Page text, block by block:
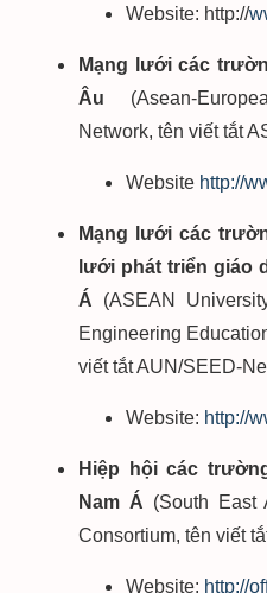
Website: http://
Mạng lưới các
Âu (Asean-
Network, tên viết tắt
Website http://
Mạng lưới các
lưới phát triển giáo
Á (ASEAN
Engineering
viết tắt AUN/SEED-
Website: http://
Hiệp hội các
Nam Á (South East
Consortium, tên viết
Website: http://